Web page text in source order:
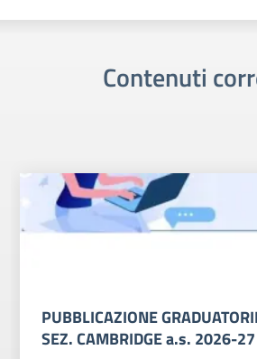
Contenuti
PUBBLICAZIONE
SEZ. CAMBRIDGE a.s. 2026-27